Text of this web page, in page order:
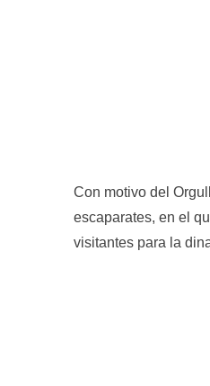
Con motivo del
escaparates, en el
visitantes para la